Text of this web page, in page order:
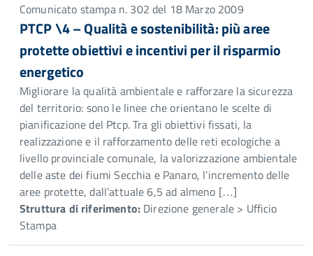
Comunicato stampa n. 302 del 18 Marzo 2009
PTCP \4 – Qualità e sostenibilità: più aree
protette obiettivi e incentivi per il risparmio
energetico
Migliorare la qualità ambientale e rafforzare la sicurezza
del territorio: sono le linee che orientano le scelte di
pianificazione del Ptcp. Tra gli obiettivi fissati, la
realizzazione e il rafforzamento delle reti ecologiche a
livello provinciale comunale, la valorizzazione ambientale
delle aste dei fiumi Secchia e Panaro, l’incremento delle
aree protette, dall’attuale 6,5 ad almeno […]
Struttura di riferimento: Direzione generale > Ufficio
Stampa